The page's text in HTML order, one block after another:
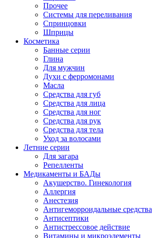
Прочее
Системы для переливания
Спринцовки
Шприцы
Косметика
Банные серии
Глина
Для мужчин
Духи с ферромонами
Масла
Средства для губ
Средства для лица
Средства для ног
Средства для рук
Средства для тела
Уход за волосами
Летние серии
Для загара
Репелленты
Медикаменты и БАДы
Акушерство. Гинекология
Аллергия
Анестезия
Антигеморроидальные средства
Антисептики
Антистрессовое действие
Витамины и микроэлементы